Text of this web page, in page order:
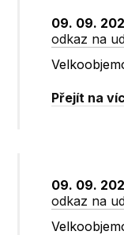
09. 09.
odkaz na
Přejít na
09. 09.
odkaz na